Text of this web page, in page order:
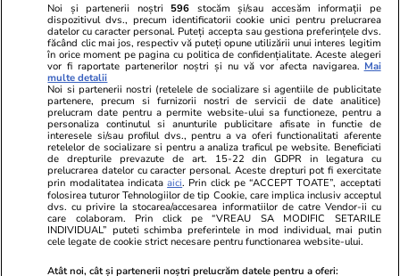
TVMania.ro
Fără filtre pe plajă! Cele mai
spectaculoase poze cu vedetele
noastre în costum de baie [FOTO]
Oraşul din
vijelie.
case, vântul
Noi și partenerii noștri 596 stocăm și/sau accesăm informații pe
dispozitivul dvs., precum identificatorii cookie unici pentru prelucrarea
datelor cu caracter personal. Puteți accepta sau gestiona preferințele dvs.
făcând clic mai jos, respectiv vă puteți opune utilizării unui interes legitim
în orice moment pe pagina cu politica de confidențialitate. Aceste alegeri
vor fi raportate partenerilor noștri și nu vă vor afecta navigarea. Mai
multe detalii
Noi si partenerii nostri (retelele de socializare si agentiile de publicitate
partenere, precum si furnizorii nostri de servicii de date analitice)
prelucram date pentru a permite website-ului sa functioneze, pentru a
personaliza continutul si anunturile publicitare afisate in functie de
interesele si/sau profilul dvs., pentru a va oferi functionalitati aferente
retelelor de socializare si pentru a analiza traficul pe website. Beneficiati
de drepturile prevazute de art. 15-22 din GDPR in legatura cu
prelucrarea datelor cu caracter personal. Aceste drepturi pot fi exercitate
prin modalitatea indicataaici. Prin click pe “ACCEPT TOATE”, acceptati
folosirea tuturor Tehnologiilor de tip Cookie, care implica inclusiv acceptul
dvs. cu privire la stocarea/accesarea informatiilor de catre Vendor-ii cu
care colaboram. Prin click pe “VREAU SA MODIFIC SETARILE
INDIVIDUAL” puteti schimba preferintele in mod individual, mai putin
cele legate de cookie strict necesare pentru functionarea website-ului.
Atât noi, cât și partenerii noștri prelucrăm datele pentru a oferi: